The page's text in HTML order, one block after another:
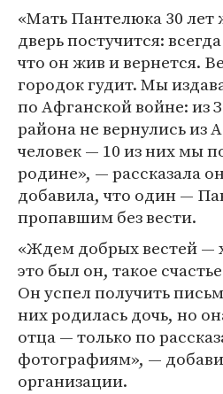
«Мать Пантелюка 30 лет
дверь постучится:
что он жив и вернется.
городок гудит. Мы
по Афганской войне: из
района не вернулись из
человек — 10 из них мы
родине», — рассказала
добавила, что один —
пропавшим без вести.
«Ждем добрых вестей —
это был он, такое
Он успел получить
них родилась дочь, но
отца — только по
фотографиям», —
организации.